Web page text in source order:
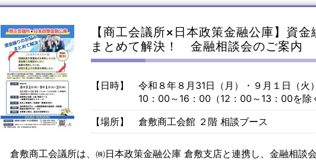
【商工会議所×日本政策金融公庫】資金
まとめて解決！ 金融相談会のご案内
【日時】
令和８年８月31日（月）・９月１日（火
10：00～16：00（12：00～13：00を除
【場所】
倉敷商工会館 ２階 相談ブース
倉敷商工会議所は、㈱日本政策金融公庫 倉敷支店と連携し、金融相談